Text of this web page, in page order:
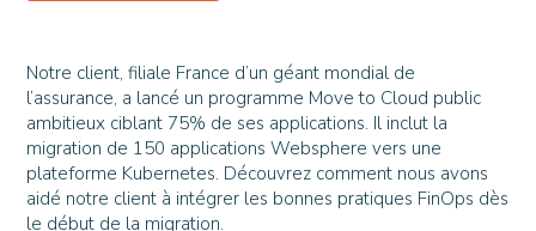
Notre client, filiale France d’un géant mondial de
l’assurance, a lancé un programme Move to Cloud public
ambitieux ciblant 75% de ses applications. Il inclut la
migration de 150 applications Websphere vers une
plateforme Kubernetes. Découvrez comment nous avons
aidé notre client à intégrer les bonnes pratiques FinOps dès
le début de la migration.